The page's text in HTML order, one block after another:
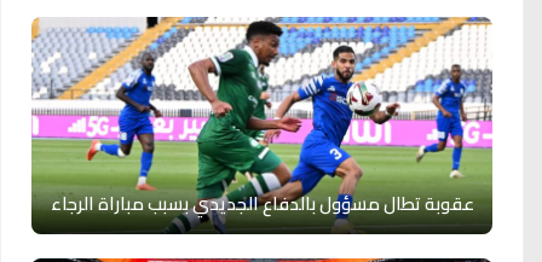
عقوبة تطال مسؤول بالدفاع الجديدي بسبب مباراة الرجاء